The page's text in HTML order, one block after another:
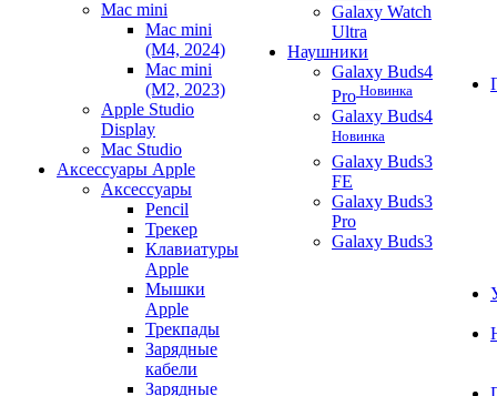
Mac mini
Mac mini
(M4, 2024)
Mac mini
(M2, 2023)
Apple Studio
Display
Mac Studio
Аксессуары Apple
Аксессуары
Pencil
Трекер
Клавиатуры
Apple
Мышки
Apple
Трекпады
Зарядные
кабели
Зарядные
Galaxy Watch
Ultra
Наушники
Galaxy Buds4
Pro Новинка
Galaxy Buds4
Новинка
Galaxy Buds3
FE
Galaxy Buds3
Pro
Galaxy Buds3